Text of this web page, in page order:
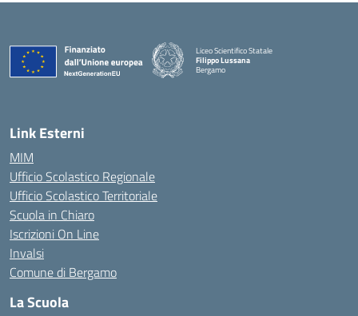
Liceo Scientifico Statale
Filippo Lussana
Bergamo
— Visita la pagina iniziale della scuola
Link Esterni
MIM
Ufficio Scolastico Regionale
Ufficio Scolastico Territoriale
Scuola in Chiaro
Iscrizioni On Line
Invalsi
Comune di Bergamo
La Scuola